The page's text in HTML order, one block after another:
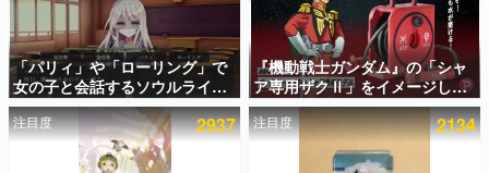
電ファミのいま読まれている記事ランキング
アプリセール情報
インタビュー
連載・特集一覧
「パリィ」や「ローリング」で
女の子と会話するソウルライク
恋愛ゲーム『小早川さんはソウ
ルライク』無料公開。返事に失
敗すると「YOU DIED」
『機動戦士ガンダム』の「シャ
ア専用ザクⅡ」をイメージした
散水ホースリールが予約開始。
本体にはシャアのパーソナルマ
ークやジオン公国軍のエンブレ
ム、型式番号などを配置
注目度 2937 注目度 2134